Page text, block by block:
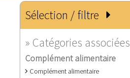
Sélection / filtre
» Catégories associées
Complément alimentaire
Complément alimentaire